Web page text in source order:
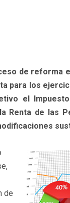
de reforma
para los
el
Renta de las
de